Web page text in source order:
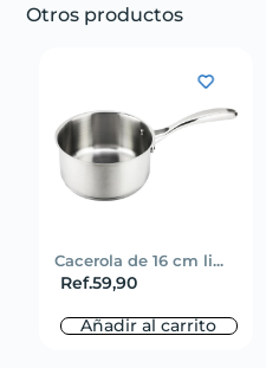
Otros productos
Cacerola de 16 cm li...
Ref.59,90
Añadir al carrito